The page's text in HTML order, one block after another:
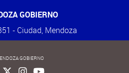
GOBIERNO
- Ciudad, Mendoza
GOBIERNO